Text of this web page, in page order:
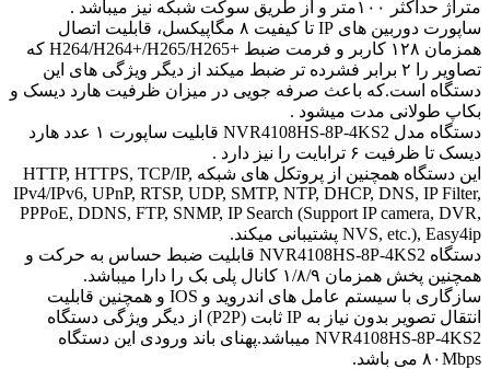
متراژ حداکثر ۱۰۰متر و از طریق سوکت شبکه نیز میباشد .
ساپورت دوربین های IP تا کیفیت ۸ مگاپیکسل، قابلیت اتصال
همزمان ۱۲۸ کاربر و فرمت ضبط +H264/H264+/H265/H265 که
تصاویر را ۲ برابر فشرده تر ضبط میکند از دیگر ویژگی های این
دستگاه است.که باعث صرفه جویی در میزان ظرفیت هارد دیسک و
بکاپ طولانی مدت میشود .
دستگاه مدل NVR4108HS-8P-4KS2 قابلیت ساپورت ۱ عدد هارد
دیسک تا ظرفیت ۶ ترابایت را نیز دارد .
این دستگاه همچنین از پروتکل های شبکه HTTP, HTTPS, TCP/IP,
IPv4/IPv6, UPnP, RTSP, UDP, SMTP, NTP, DHCP, DNS, IP Filter,
PPPoE, DDNS, FTP, SNMP, IP Search (Support IP camera, DVR,
NVS, etc.), Easy4ip پشتیبانی میکند.
دستگاه NVR4108HS-8P-4KS2 قابلیت ضبط حساس به حرکت و
همچنین پخش همزمان ۱/۸/۹ کانال پلی بک را دارا میباشد.
سازگاری با سیستم عامل های اندروید و IOS و همچنین قابلیت
انتقال تصویر بدون نیاز به IP ثابت (P2P) از دیگر ویژگی دستگاه
NVR4108HS-8P-4KS2 میباشد.پهنای باند ورودی این دستگاه
۸۰Mbps می باشد.